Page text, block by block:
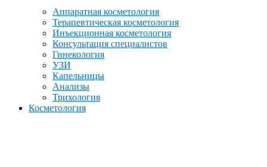
Аппаратная косметология
Терапевтическая косметология
Инъекционная косметология
Консультация специалистов
Гинекология
УЗИ
Капельницы
Анализы
Трихология
Косметология